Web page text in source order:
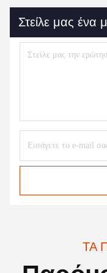
Στείλε μας ένα
ΤΑ